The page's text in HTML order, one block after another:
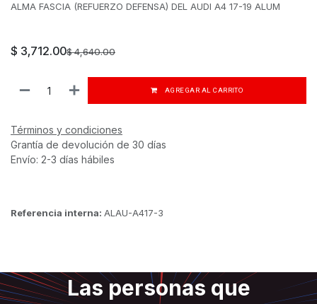
ALMA FASCIA (REFUERZO DEFENSA) DEL AUDI A4 17-19 ALUM
$ 3,712.00$4,640.00
AGREGAR AL CARRITO
Términos y condiciones
Grantía de devolución de 30 días
Envío: 2-3 días hábiles
Referencia interna: ALAU-A417-3
Las personas que